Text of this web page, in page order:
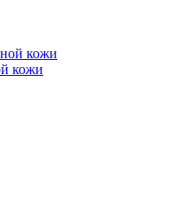
кожи
кожи